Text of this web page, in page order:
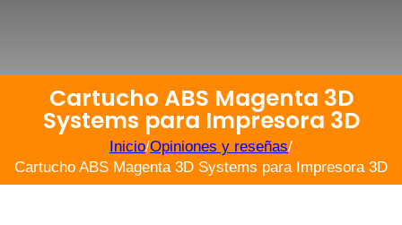
Cartucho ABS Magenta 3D
Systems para Impresora 3D
Inicio/Opiniones y reseñas/
Cartucho ABS Magenta 3D Systems para Impresora 3D